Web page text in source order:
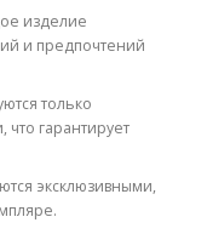
изделие
и предпочтений
только
гарантирует
эксклюзивными,